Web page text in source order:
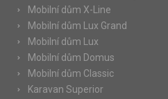
Mobilní dům X-Line
Mobilní dům Lux Grand
Mobilní dům Lux
Mobilní dům Domus
Mobilní dům Classic
Karavan Superior